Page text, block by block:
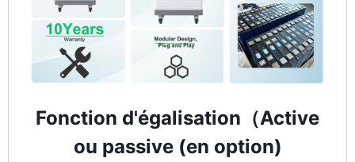
Fonction d'égalisation（Active
ou passive (en option)